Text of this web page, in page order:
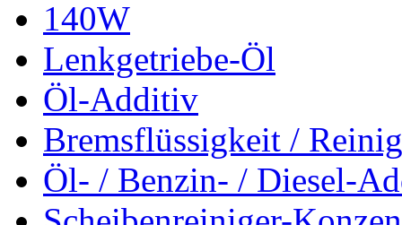
140W
Lenkgetriebe-Öl
Öl-Additiv
Bremsflüssigkeit /
Öl- / Benzin- / Diesel-